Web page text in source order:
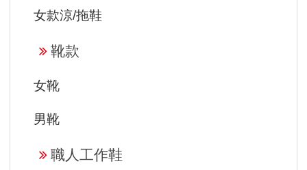
女款涼/拖鞋
靴款
女靴
男靴
職人工作鞋